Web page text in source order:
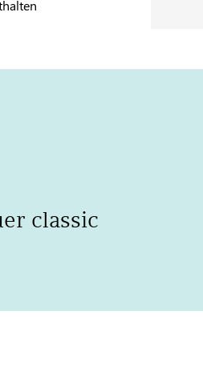
classic